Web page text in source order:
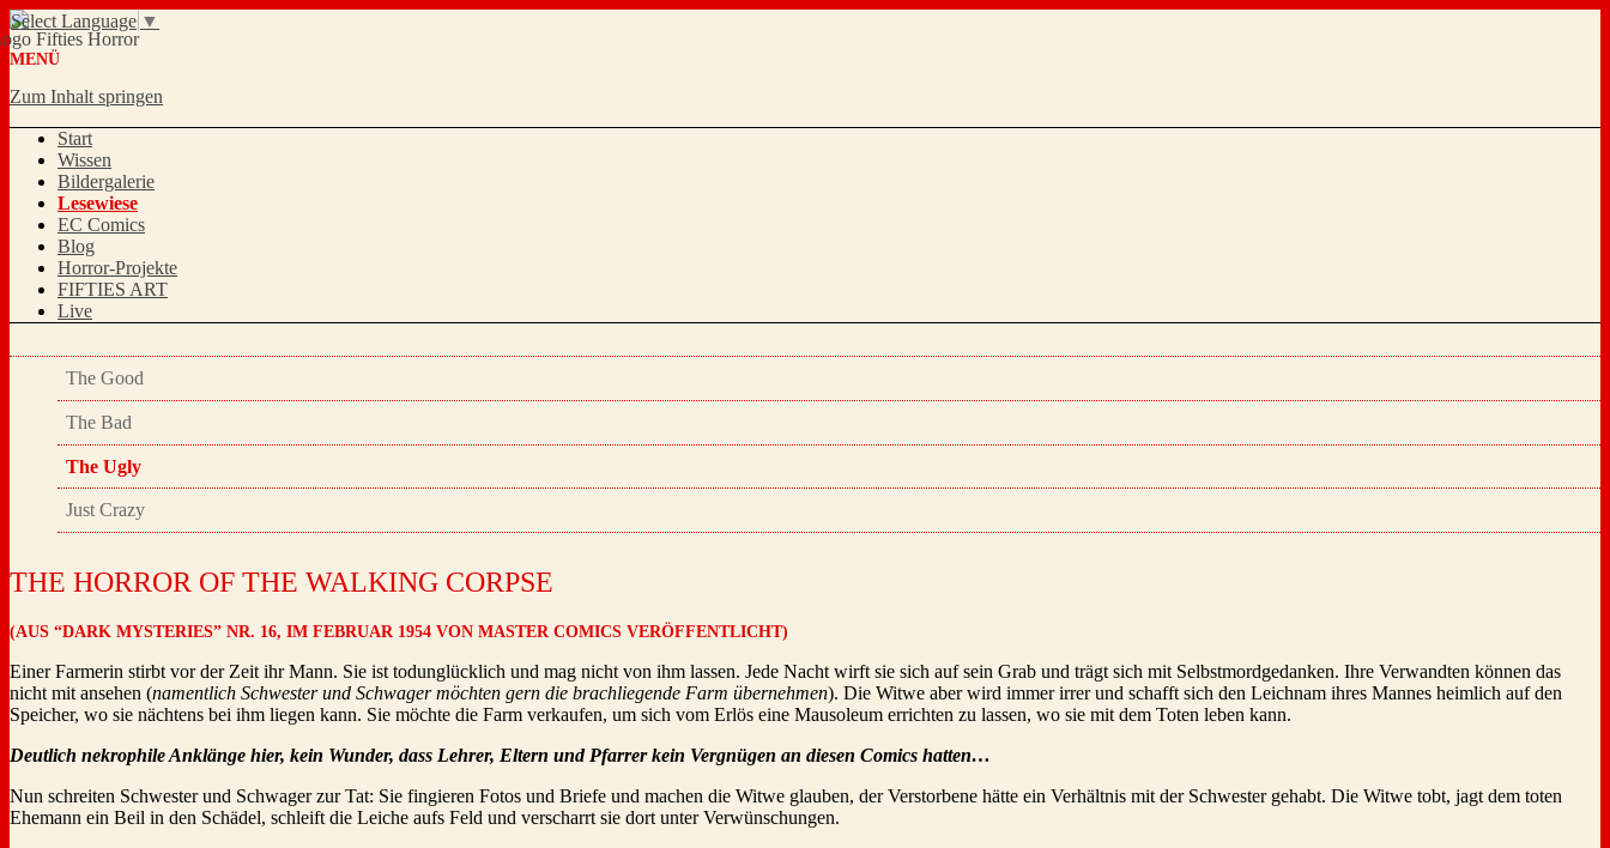
MENÜ
Zum Inhalt springen
Start
Wissen
Bildergalerie
Lesewiese
EC Comics
Blog
Horror-Projekte
FIFTIES ART
Live
Select Language ▼
The Good
The Bad
The Ugly
Just Crazy
THE HORROR OF THE WALKING CORPSE
(AUS “DARK MYSTERIES” NR. 16, IM FEBRUAR 1954 VON MASTER COMICS VERÖFFENTLICHT)
Einer Farmerin stirbt vor der Zeit ihr Mann. Sie ist todunglücklich und mag nicht von ihm lassen. Jede Nacht wirft sie sich auf sein Grab und trägt sich mit Selbstmordgedanken. Ihre Verwandten können das
nicht mit ansehen (namentlich Schwester und Schwager möchten gern die brachliegende Farm übernehmen). Die Witwe aber wird immer irrer und schafft sich den Leichnam ihres Mannes heimlich auf den
Speicher, wo sie nächtens bei ihm liegen kann. Sie möchte die Farm verkaufen, um sich vom Erlös eine Mausoleum errichten zu lassen, wo sie mit dem Toten leben kann.
Deutlich nekrophile Anklänge hier, kein Wunder, dass Lehrer, Eltern und Pfarrer kein Vergnügen an diesen Comics hatten…
Nun schreiten Schwester und Schwager zur Tat: Sie fingieren Fotos und Briefe und machen die Witwe glauben, der Verstorbene hätte ein Verhältnis mit der Schwester gehabt. Die Witwe tobt, jagt dem toten
Ehemann ein Beil in den Schädel, schleift die Leiche aufs Feld und verscharrt sie dort unter Verwünschungen.